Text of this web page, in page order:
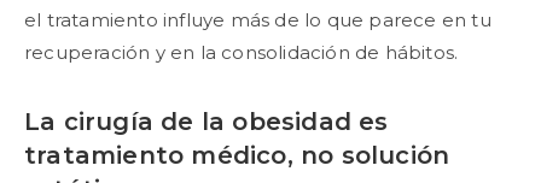
el tratamiento influye más de lo que parece en tu
recuperación y en la consolidación de hábitos.
La cirugía de la obesidad es
tratamiento médico, no solución